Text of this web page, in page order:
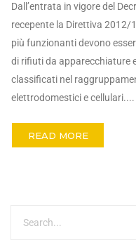
Dall’entrata in vigore del
recepente la Direttiva
più funzionanti devono
di rifiuti da apparecchiature
classificati nel
elettrodomestici e cellulari....
READ MORE